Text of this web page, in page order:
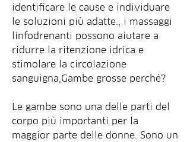
identificare le cause e individuare
le soluzioni più adatte., i massaggi
linfodrenanti possono aiutare a
ridurre la ritenzione idrica e
stimolare la circolazione
sanguigna,Gambe grosse perché?
Le gambe sono una delle parti del
corpo più importanti per la
maggior parte delle donne. Sono un